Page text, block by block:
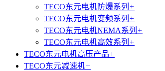
TECO东元电机防爆系列 +
TECO东元电机变频系列 +
TECO东元电机NEMA系列 +
TECO东元电机高效系列 +
TECO东元电机高压产品+
TECO东元减速机+